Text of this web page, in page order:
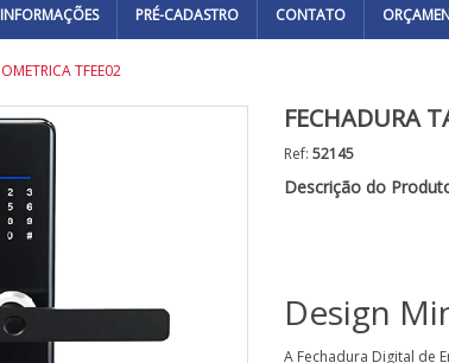
INFORMAÇÕES PRÉ-CADASTRO CONTATO
TFEE02
FECHADURA
Ref: 52145
Descrição do
Design
A Fechadura Digital de